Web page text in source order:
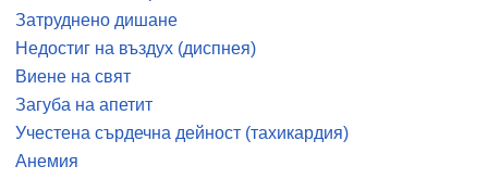
Затруднено дишане
Недостиг на въздух (диспнея)
Виене на свят
Загуба на апетит
Учестена сърдечна дейност (тахикардия)
Анемия